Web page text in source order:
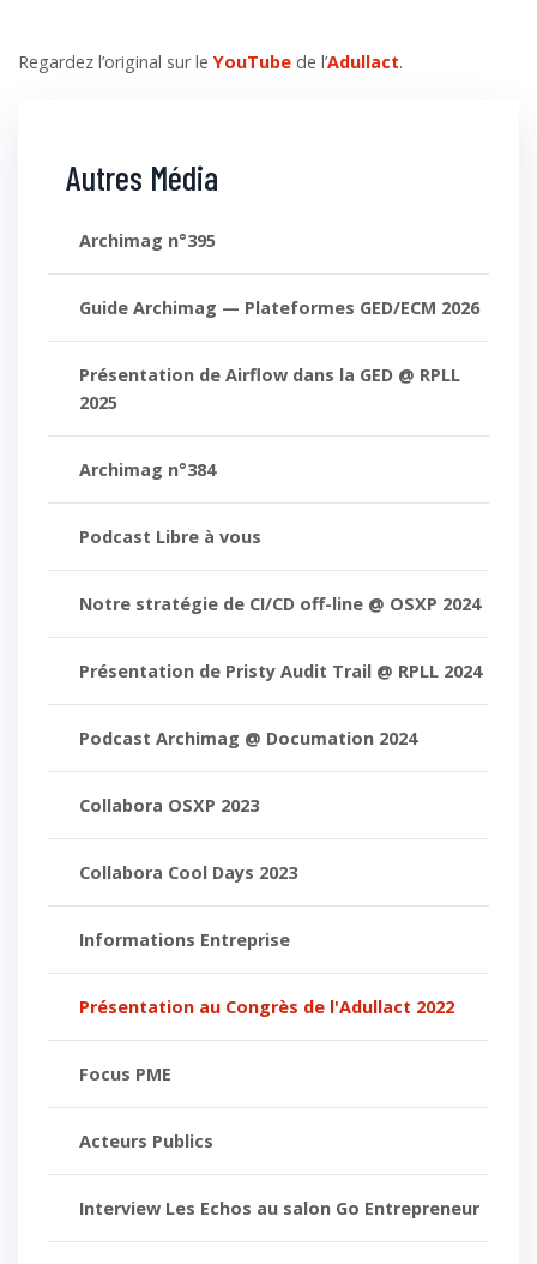
Regardez l’original sur leYouTube de l’Adullact.
Autres Média
Archimag n°395
Guide Archimag — Plateformes GED/ECM 2026
Présentation de Airflow dans la GED @ RPLL
2025
Archimag n°384
Podcast Libre à vous
Notre stratégie de CI/CD off-line @ OSXP 2024
Présentation de Pristy Audit Trail @ RPLL 2024
Podcast Archimag @ Documation 2024
Collabora OSXP 2023
Collabora Cool Days 2023
Informations Entreprise
Présentation au Congrès de l'Adullact 2022
Focus PME
Acteurs Publics
Interview Les Echos au salon Go Entrepreneur